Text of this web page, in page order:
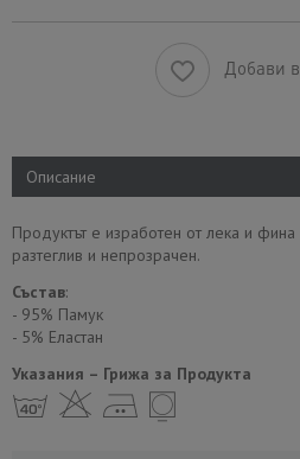
Добави
Описание
Продуктът е изработен от лека и
разтеглив и непрозрачен.
Състав:
- 95% Памук
- 5% Еластан
Указания – Грижа за Продукта
h H E Y